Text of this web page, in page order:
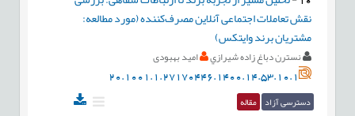
نقش تعاملات اجتماعی آنلاین مصرف‌کننده (مورد مطالعه:
مشتریان برند وایتکس)
نسترن دباغ زاده شيرازي امید بهبودی
20.1001.1.27170446.1400.14.53.10.1
دسترسی آزاد مقاله